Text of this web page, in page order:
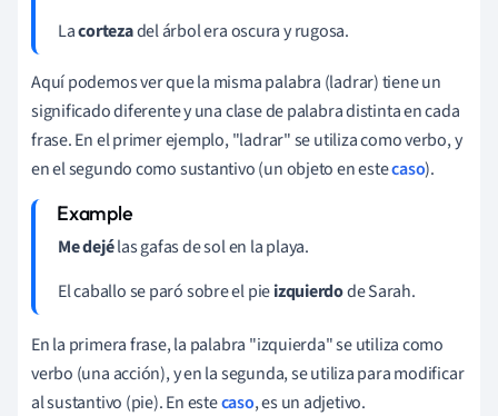
Lacortezadel árbol era oscura y rugosa.
Aquí podemos ver que la misma palabra (ladrar) tiene un
significado diferente y una clase de palabra distinta en cada
frase. En el primer ejemplo, "ladrar" se utiliza como verbo, y
en el segundo como sustantivo (un objeto en estecaso).
Me dejélas gafas de sol en la playa.
El caballo se paró sobre el pieizquierdode Sarah.
En la primera frase, la palabra "izquierda" se utiliza como
verbo (una acción), y en la segunda, se utiliza para modificar
al sustantivo (pie). En estecaso, es un adjetivo.